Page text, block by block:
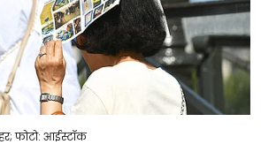
फोटो: आईस्टॉक